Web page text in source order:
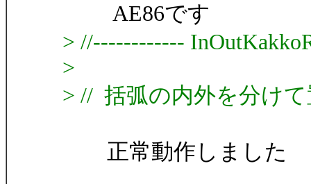
AE86です
> //------------
>
> // 括弧の内外を分け
正常動作しました